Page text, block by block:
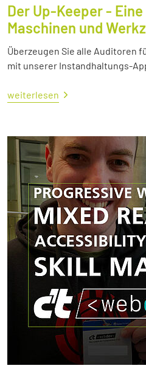
Der Up-Keeper -
Maschinen und
Überzeugen Sie alle Auditoren
mit unserer Instandhaltungs-
weiterlesen